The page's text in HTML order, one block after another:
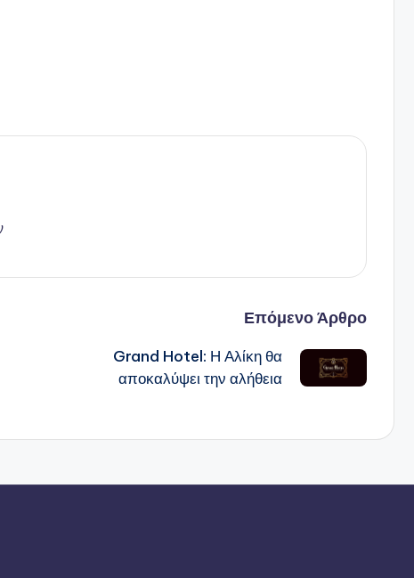
Επόμενο Άρθρο
Grand Hotel: Η Αλίκη θα
αποκαλύψει την αλήθεια